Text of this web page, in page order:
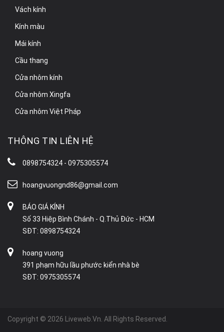
Vách kính
Kính màu
Mái kính
Cầu thang
Cửa nhôm kính
Cửa nhôm Xingfa
Cửa nhôm Việt Pháp
THÔNG TIN LIÊN HỆ
0898754324 - 0975305574
hoangvuongnd86@gmail.com
BÁO GIÁ KÍNH
Số 33 Hiệp Bình Chánh - Q.Thủ Đức - HCM
SĐT: 0898754324
hoang vuong
391 phạm hữu lầu phước kiển nhà bè
SĐT: 0975305574
Copyright © 2026 Liveweb.Vn. All Rights Reserved.